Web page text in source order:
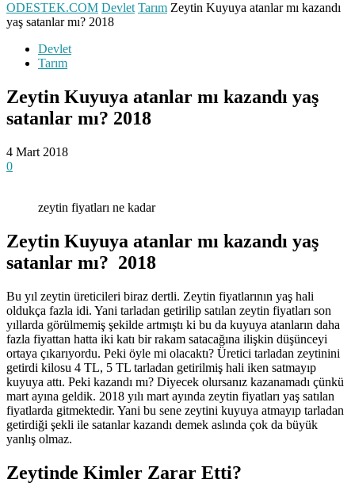
ODESTEK.COM Devlet Tarım Zeytin Kuyuya atanlar mı kazandı
yaş satanlar mı? 2018
Devlet
Tarım
Zeytin Kuyuya atanlar mı kazandı yaş
satanlar mı? 2018
4 Mart 2018
0
zeytin fiyatları ne kadar
Zeytin Kuyuya atanlar mı kazandı yaş
satanlar mı? 2018
Bu yıl zeytin üreticileri biraz dertli. Zeytin fiyatlarının yaş hali
oldukça fazla idi. Yani tarladan getirilip satılan zeytin fiyatları son
yıllarda görülmemiş şekilde artmıştı ki bu da kuyuya atanların daha
fazla fiyattan hatta iki katı bir rakam satacağına ilişkin düşünceyi
ortaya çıkarıyordu. Peki öyle mi olacaktı? Üretici tarladan zeytinini
getirdi kilosu 4 TL, 5 TL tarladan getirilmiş hali iken satmayıp
kuyuya attı. Peki kazandı mı? Diyecek olursanız kazanamadı çünkü
mart ayına geldik. 2018 yılı mart ayında zeytin fiyatları yaş satılan
fiyatlarda gitmektedir. Yani bu sene zeytini kuyuya atmayıp tarladan
getirdiği şekli ile satanlar kazandı demek aslında çok da büyük
yanlış olmaz.
Zeytinde Kimler Zarar Etti?